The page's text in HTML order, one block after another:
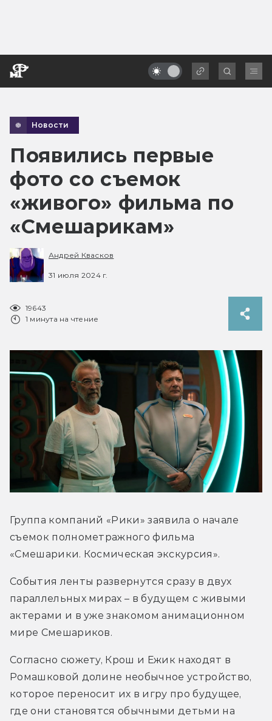
Новости
Появились первые
фото со съемок
«живого» фильма по
«Смешарикам»
Андрей Квасков
31 июля 2024 г.
19643
1 минута на чтение
Группа компаний «Рики» заявила о начале
съемок полнометражного фильма
«Смешарики. Космическая экскурсия».
События ленты развернутся сразу в двух
параллельных мирах – в будущем с живыми
актерами и в уже знакомом анимационном
мире Смешариков.
Согласно сюжету, Крош и Ежик находят в
Ромашковой долине необычное устройство,
которое переносит их в игру про будущее,
где они становятся обычными детьми на